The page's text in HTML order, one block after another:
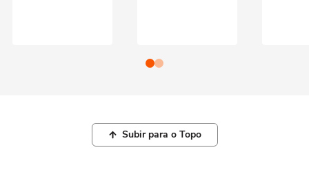
Subir para o Topo